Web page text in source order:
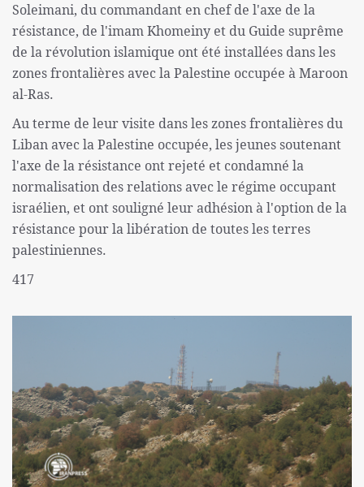
Soleimani, du commandant en chef de l'axe de la
résistance, de l'imam Khomeiny et du Guide suprême
de la révolution islamique ont été installées dans les
zones frontalières avec la Palestine occupée à Maroon
al-Ras.
Au terme de leur visite dans les zones frontalières du
Liban avec la Palestine occupée, les jeunes soutenant
l'axe de la résistance ont rejeté et condamné la
normalisation des relations avec le régime occupant
israélien, et ont souligné leur adhésion à l'option de la
résistance pour la libération de toutes les terres
palestiniennes.
417